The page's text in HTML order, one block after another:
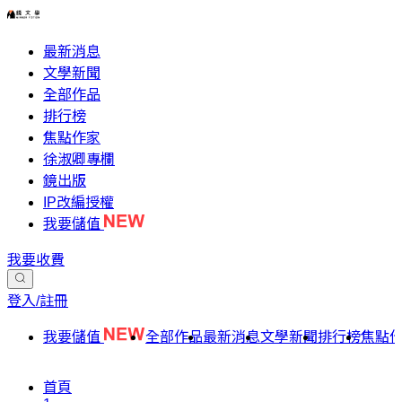
最新消息
文學新聞
全部作品
排行榜
焦點作家
徐淑卿專欄
鏡出版
IP改編授權
我要儲值
我要收費
登入/註冊
我要儲值 全部作品最新消息文學新聞排行榜焦點
首頁